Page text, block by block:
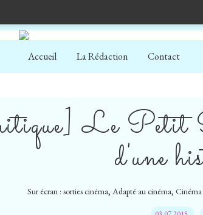
Accueil La Rédaction Contact
Le Petit
d'une
Sur écran : sorties cinéma, Adapté au cinéma,